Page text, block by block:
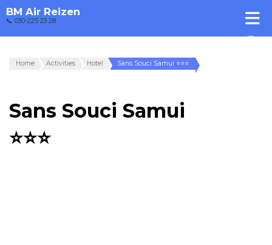
BM Air Reizen
📞 030-225 23 28
Home Activities Hotel Sans Souci Samui ⭐⭐⭐
Sans Souci Samui
⭐⭐⭐